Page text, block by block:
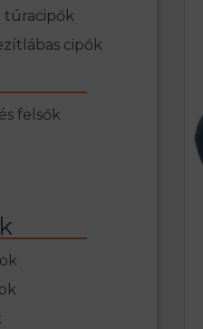
túracipők
cipők
felsők